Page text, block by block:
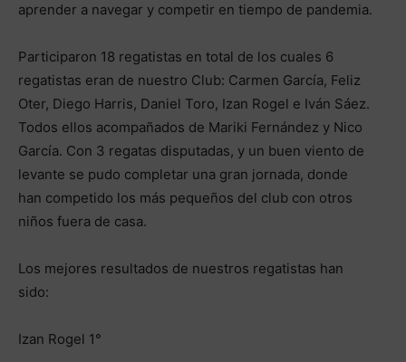
aprender a navegar y competir en tiempo de pandemia.
Participaron 18 regatistas en total de los cuales 6
regatistas eran de nuestro Club: Carmen García, Feliz
Oter, Diego Harris, Daniel Toro, Izan Rogel e Iván Sáez.
Todos ellos acompañados de Mariki Fernández y Nico
García. Con 3 regatas disputadas, y un buen viento de
levante se pudo completar una gran jornada, donde
han competido los más pequeños del club con otros
niños fuera de casa.
Los mejores resultados de nuestros regatistas han
sido:
Izan Rogel 1°